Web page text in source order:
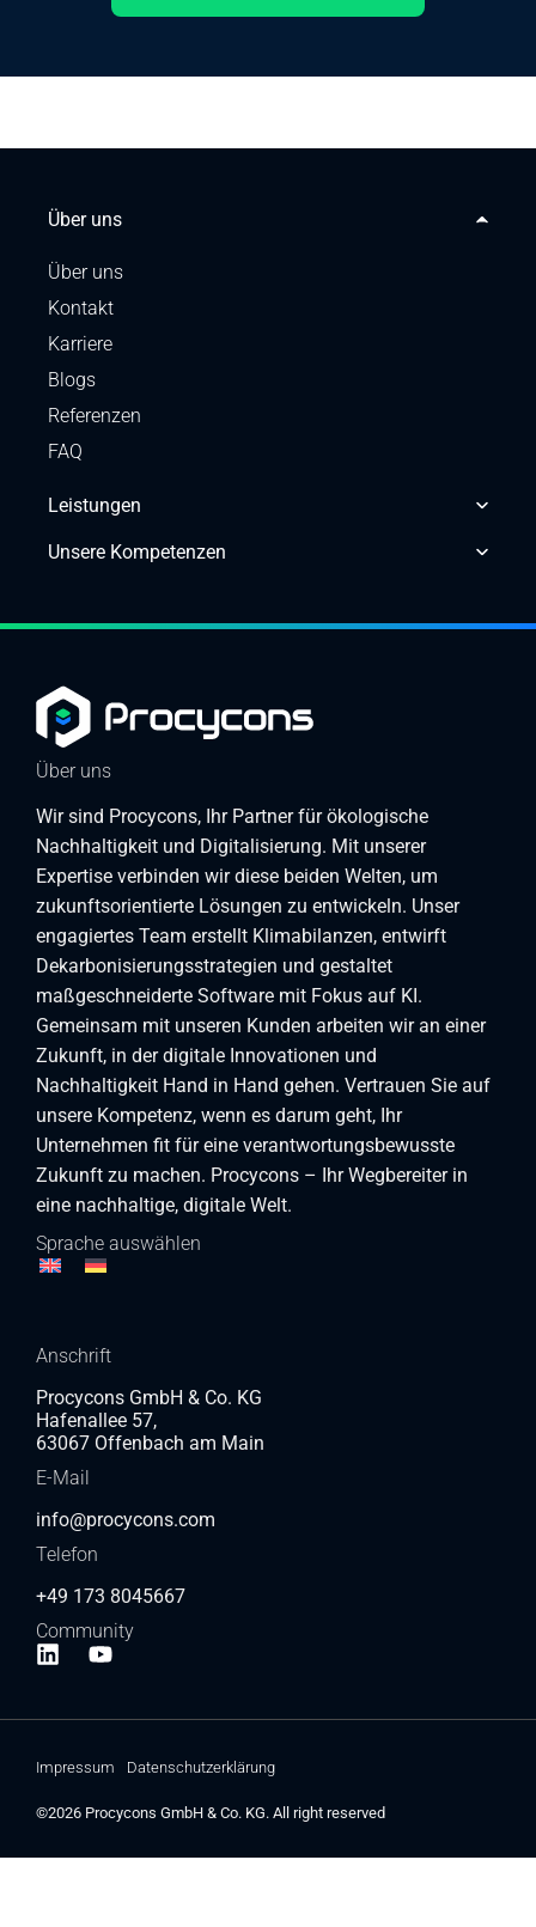
Über uns
Über uns
Kontakt
Karriere
Blogs
Referenzen
FAQ
Leistungen
Unsere Kompetenzen
Über uns
Wir sind Procycons, Ihr Partner für ökologische
Nachhaltigkeit und Digitalisierung. Mit unserer
Expertise verbinden wir diese beiden Welten, um
zukunftsorientierte Lösungen zu entwickeln. Unser
engagiertes Team erstellt Klimabilanzen, entwirft
Dekarbonisierungsstrategien und gestaltet
maßgeschneiderte Software mit Fokus auf KI.
Gemeinsam mit unseren Kunden arbeiten wir an einer
Zukunft, in der digitale Innovationen und
Nachhaltigkeit Hand in Hand gehen. Vertrauen Sie auf
unsere Kompetenz, wenn es darum geht, Ihr
Unternehmen fit für eine verantwortungsbewusste
Zukunft zu machen. Procycons – Ihr Wegbereiter in
eine nachhaltige, digitale Welt.
Sprache auswählen
Anschrift
Procycons GmbH & Co. KG
Hafenallee 57,
63067 Offenbach am Main
E-Mail
info@procycons.com
Telefon
+49 173 8045667
Community
Impressum Datenschutzerklärung
©2026 Procycons GmbH & Co. KG. All right reserved